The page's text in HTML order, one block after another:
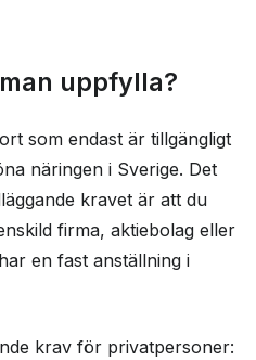
uppfylla?
som endast är tillgängligt
näringen i Sverige. Det
kravet är att du
firma, aktiebolag eller
en fast anställning i
krav för privatpersoner: